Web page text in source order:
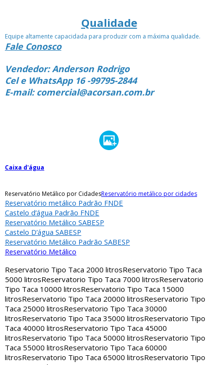
Qualidade
Equipe altamente capacidada para produzir com a máxima qualidade.
Fale Conosco
Vendedor: Anderson Rodrigo
Cel e WhatsApp 16 -99795-2844
E-mail: comercial@acorsan.com.br
Caixa d'água
Reservatório Metálico por CidadesReservatório metálico por cidades
Reservatório metálico Padrão FNDE
Castelo d’água Padrão FNDE
Reservatório Metálico SABESP
Castelo D’água SABESP
Reservatório Metálico Padrão SABESP
Reservatório Metálico
Reservatorio Tipo Taca 2000 litrosReservatorio Tipo Taca
5000 litrosReservatorio Tipo Taca 7000 litrosReservatorio
Tipo Taca 10000 litrosReservatorio Tipo Taca 15000
litrosReservatorio Tipo Taca 20000 litrosReservatorio Tipo
Taca 25000 litrosReservatorio Tipo Taca 30000
litrosReservatorio Tipo Taca 35000 litrosReservatorio Tipo
Taca 40000 litrosReservatorio Tipo Taca 45000
litrosReservatorio Tipo Taca 50000 litrosReservatorio Tipo
Taca 55000 litrosReservatorio Tipo Taca 60000
litrosReservatorio Tipo Taca 65000 litrosReservatorio Tipo